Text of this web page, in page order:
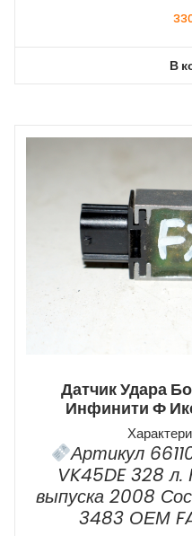
В
Датчик Удара
Инфинити Ф
Артикул
VK45DE 328
выпуска 2008
3483 ОЕМ